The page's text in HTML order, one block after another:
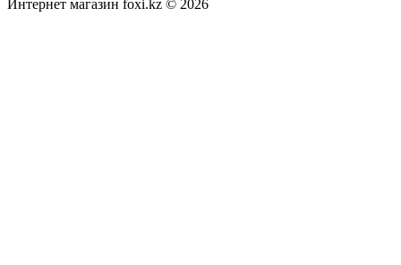
Интернет магазин foxi.kz © 2026